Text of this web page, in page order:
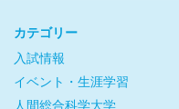
カテゴリー
入試情報
イベント・生涯学習
人間総合科学大学